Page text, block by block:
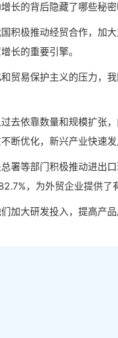
长的背后隐藏了哪些秘密
积极推动经贸合作，加
长的重要引擎。
贸易保护主义的压力，
去依靠数量和规模扩张
断优化，新兴产业快速发
署等部门积极推动进出
，为外贸企业提供了
加大研发投入，提高产